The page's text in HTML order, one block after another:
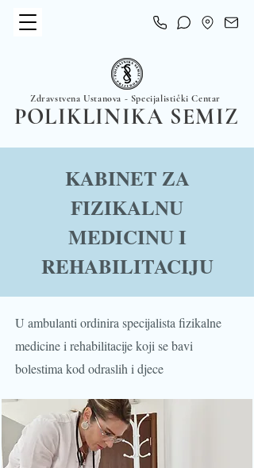
Zdravstvena Ustanova - Specijalistički Centar
POLIKLINIKA SEMIZ
KABINET ZA
FIZIKALNU
MEDICINU I
REHABILITACIJU
U ambulanti ordinira specijalista fizikalne
medicine i rehabilitacije koji se bavi
bolestima kod odraslih i djece